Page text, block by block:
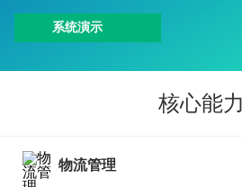
产业，提升供应链效率，进一步增强品牌影响力
系统演示
核心能力
物流管理